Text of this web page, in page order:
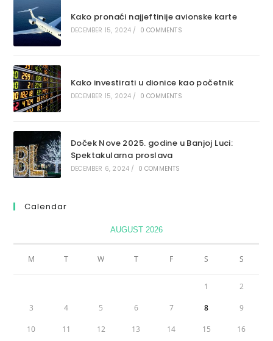
Kako pronaći najjeftinije avionske karte
DECEMBER 15, 2024 / 0 COMMENTS
Kako investirati u dionice kao početnik
DECEMBER 15, 2024 / 0 COMMENTS
Doček Nove 2025. godine u Banjoj Luci:
Spektakularna proslava
DECEMBER 6, 2024 / 0 COMMENTS
Calendar
AUGUST 2026
M T W T F S S
1 2
3 4 5 6 7 8 9
10 11 12 13 14 15 16